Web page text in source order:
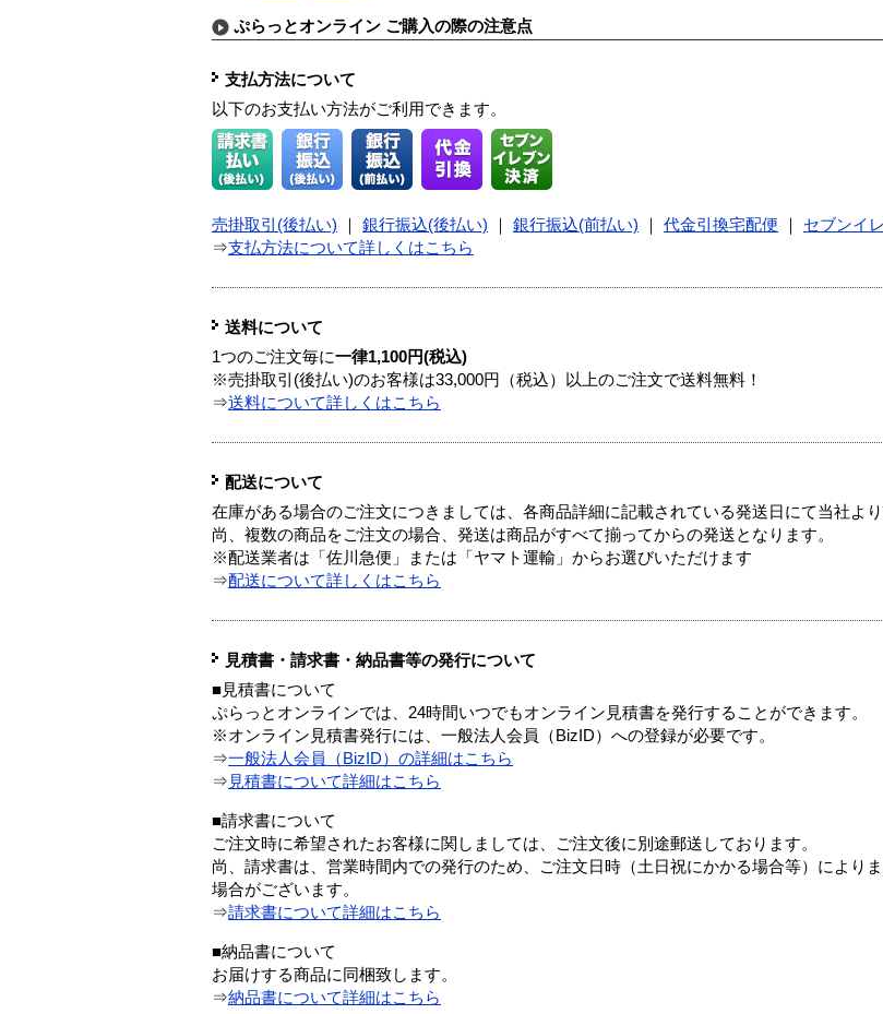
ぷらっとオンライン ご購入の際の注意点
支払方法について
以下のお支払い方法がご利用できます。
売掛取引(後払い) 銀行振込(後払い) 銀行振込(前払い) 代金引換宅配便
セブンイ
⇒支払方法について詳しくはこちら
送料について
1つのご注文毎に一律1,100円(税込)
※売掛取引(後払い)のお客様は33,000円（税込）以上のご注文で送料無料！
⇒送料について詳しくはこちら
配送について
在庫がある場合のご注文につきましては、各商品詳細に記載されている発送日にて当社より
尚、複数の商品をご注文の場合、発送は商品がすべて揃ってからの発送となります。
※配送業者は「佐川急便」または「ヤマト運輸」からお選びいただけます
⇒配送について詳しくはこちら
見積書・請求書・納品書等の発行について
■見積書について
ぷらっとオンラインでは、24時間いつでもオンライン見積書を発行することができます。
※オンライン見積書発行には、一般法人会員（BizID）への登録が必要です。
⇒一般法人会員（BizID）の詳細はこちら
⇒ 見積書について詳細はこちら
■請求書について
ご注文時に希望されたお客様に関しましては、ご注文後に別途郵送しております。
尚、請求書は、営業時間内での発行のため、ご注文日時（土日祝にかかる場合等）により
場合がございます。
⇒請求書について詳細はこちら
■納品書について
お届けする商品に同梱致します。
⇒納品書について詳細はこちら